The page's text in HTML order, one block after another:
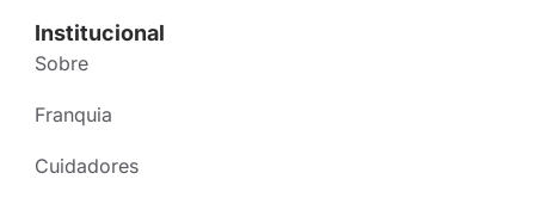
Institucional
Sobre
Franquia
Cuidadores